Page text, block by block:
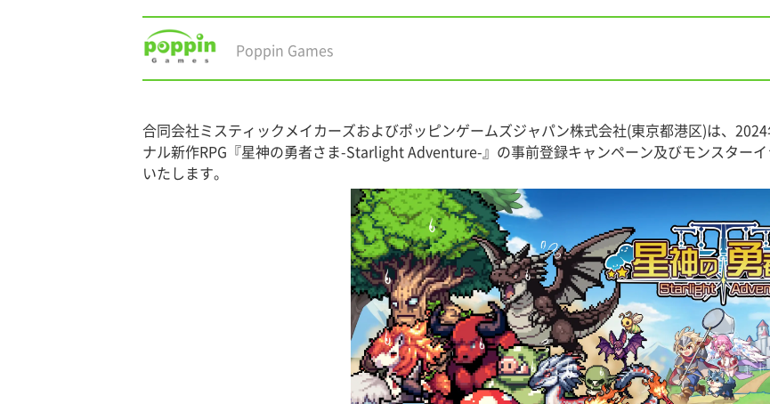
Poppin Games
合同会社ミスティックメイカーズおよびポッピンゲームズジャパン株式会社(東京都港区)は、
ナル新作RPG『星神の勇者さま-Starlight Adventure-』の事前登録キャンペーン及びモンスター
いたします。